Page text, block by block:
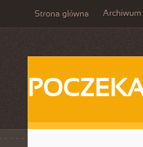
Strona główna Archiwum